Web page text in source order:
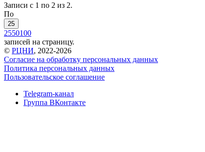
Записи с 1 по 2 из 2.
По
25
2550100
записей на страницу.
© РЦНИ, 2022-2026
Согласие на обработку персональных данных
Политика персональных данных
Пользовательское соглашение
Telegram-канал
Группа ВКонтакте